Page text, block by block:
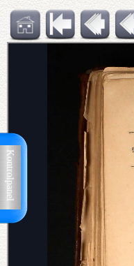
Kontrolpanel